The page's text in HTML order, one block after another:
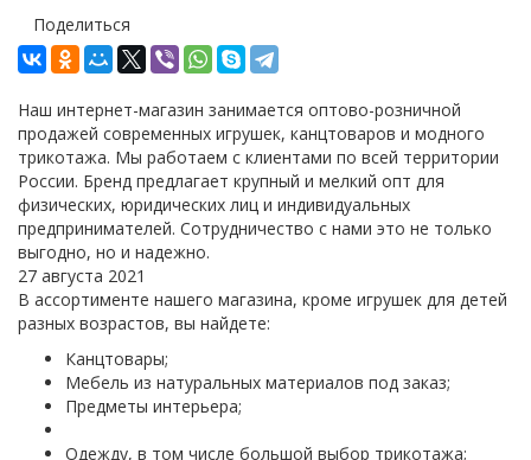
Поделиться
Наш интернет-магазин занимается оптово-розничной
продажей современных игрушек, канцтоваров и модного
трикотажа. Мы работаем с клиентами по всей территории
России. Бренд предлагает крупный и мелкий опт для
физических, юридических лиц и индивидуальных
предпринимателей. Сотрудничество с нами это не только
выгодно, но и надежно.
27 августа 2021
В ассортименте нашего магазина, кроме игрушек для детей
разных возрастов, вы найдете:
Канцтовары;
Мебель из натуральных материалов под заказ;
Предметы интерьера;
Одежду, в том числе большой выбор трикотажа;